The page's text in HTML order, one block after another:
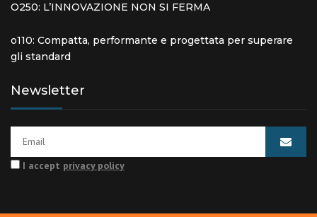
O250: L’INNOVAZIONE NON SI FERMA
o110: Compatta, performante e progettata per superare
gli standard
Newsletter
I accept privacy policy